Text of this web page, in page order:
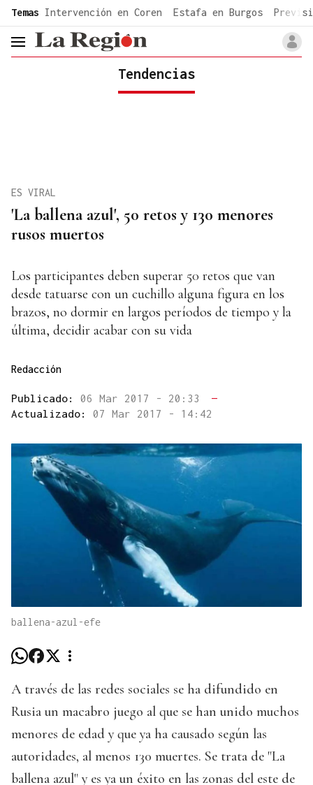
common.go-to-content
Temas Intervención en Coren Estafa en Burgos
header.menu.open
Tendencias
'La ballena azul', 50 retos y 130 menores
rusos muertos
ES VIRAL
Los participantes deben superar 50 retos que van
desde tatuarse con un cuchillo alguna figura en los
brazos, no dormir en largos períodos de tiempo y la
última, decidir acabar con su vida
Redacción
Publicado: 06 Mar 2017 - 20:33
—
Actualizado: 07 Mar 2017 - 14:42
ballena-azul-efe
A través de las redes sociales se ha difundido en
Rusia un macabro juego al que se han unido muchos
menores de edad y que ya ha causado según las
autoridades, al menos 130 muertes. Se trata de "La
ballena azul" y es ya un éxito en las zonas del este de